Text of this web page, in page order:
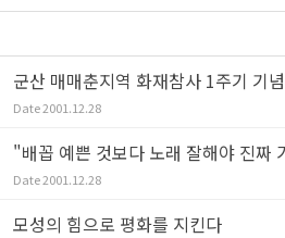
군산 매매춘지역 화재참사 1주기 기
Date2001.12.28
"배꼽 예쁜 것보다 노래 잘해야 진짜
Date2001.12.28
모성의 힘으로 평화를 지킨다